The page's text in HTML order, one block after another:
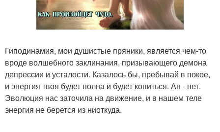
Гиподинамия, мои душистые пряники, является чем-то
вроде волшебного заклинания, призывающего демона
депрессии и усталости. Казалось бы, пребывай в покое,
и энергия твоя будет полна и будет копиться. Ан - нет.
Эволюция нас заточила на движение, и в нашем теле
энергия не берется из ниоткуда.